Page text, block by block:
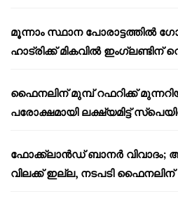
മൂന്നാം സ്ഥാന പോരാട്ടത്തിൽ
ഹാട്രിക്ക് മികവിൽ ഇംഗ്ലണ്ടിന്
ഫൈനലിന് മുമ്പ് റഫറിക്ക്
പരോക്ഷമായി ലക്ഷ്യമിട്ട്
ഫോക്ക്‌ലാൻഡ് ബാനർ വിവാദം;
വിലക്ക് ഇല്ല, നടപടി ഫൈനലിന്